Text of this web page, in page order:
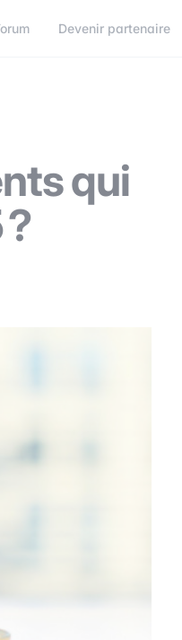
Devenir partenaire
qui